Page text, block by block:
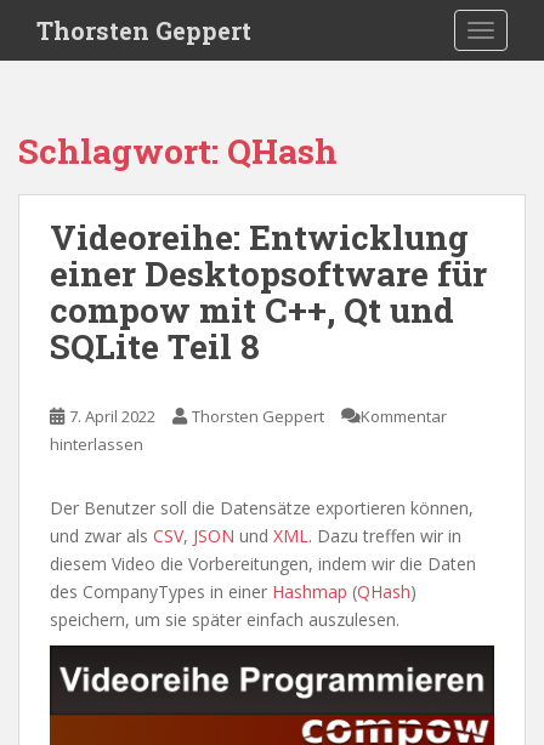
i
Thorsten Geppert
Schlagwort: QHash
Videoreihe: Entwicklung
einer Desktopsoftware für
compow mit C++, Qt und
SQLite Teil 8
7. April 2022 Thorsten Geppert
Kommentar
hinterlassen
Der Benutzer soll die Datensätze exportieren können,
und zwar als CSV, JSON und XML. Dazu treffen wir in
diesem Video die Vorbereitungen, indem wir die Daten
des CompanyTypes in einer Hashmap (QHash)
speichern, um sie später einfach auszulesen.